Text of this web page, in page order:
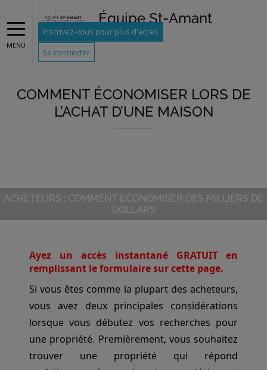
MENU
Équipe St-Amant
Inscrivez-vous pour plus d'accès
Se connecter
COMMENT ÉCONOMISER LORS DE
L’ACHAT D’UNE MAISON
ACHETEURS : COMMENT ÉCONOMISER DES MILLIERS DE
DOLLARS
Ayez un accès instantané GRATUIT en
remplissant le formulaire sur cette page.
Si vous êtes comme la plupart des acheteurs,
vous avez deux principales considérations
lorsque vous débutez vos recherches pour
une propriété. Premièrement, vous souhaitez
trouver une propriété qui répond